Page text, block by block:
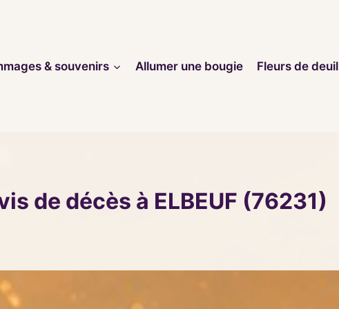
& souvenirs
Allumer une bougie Fleurs de deuil
de décès à ELBEUF (76231)